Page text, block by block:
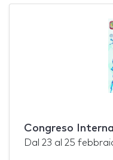
Congreso
Dal 23 al 25